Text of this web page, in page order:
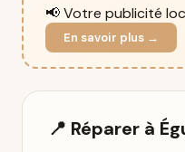
📢 Votre publicité
En savoir plus →
📍 Réparer à